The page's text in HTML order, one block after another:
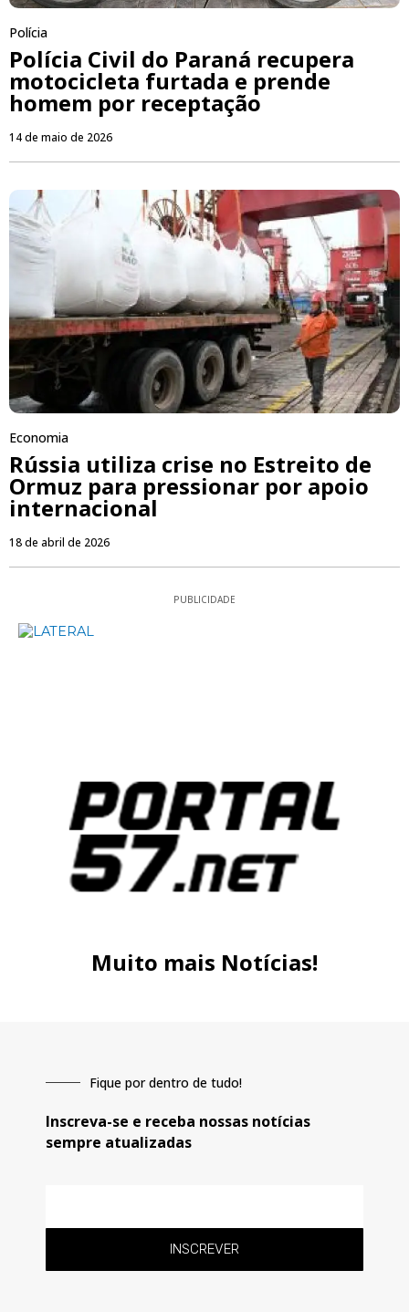
Polícia
Polícia Civil do Paraná recupera
motocicleta furtada e prende
homem por receptação
14 de maio de 2026
Economia
Rússia utiliza crise no Estreito de
Ormuz para pressionar por apoio
internacional
18 de abril de 2026
PUBLICIDADE
Muito mais Notícias!
Fique por dentro de tudo!
Inscreva-se e receba nossas notícias
sempre atualizadas
INSCREVER